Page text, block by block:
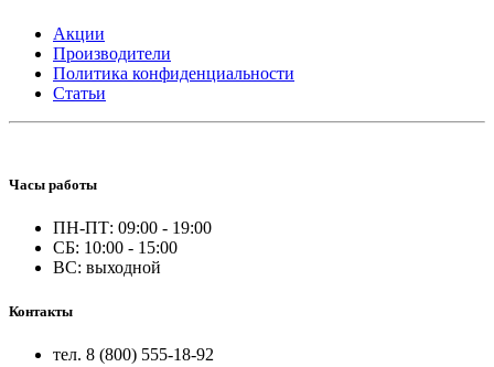
Акции
Производители
Политика конфиденциальности
Статьи
Часы работы
ПН-ПТ: 09:00 - 19:00
СБ: 10:00 - 15:00
ВС: выходной
Контакты
тел. 8 (800) 555-18-92